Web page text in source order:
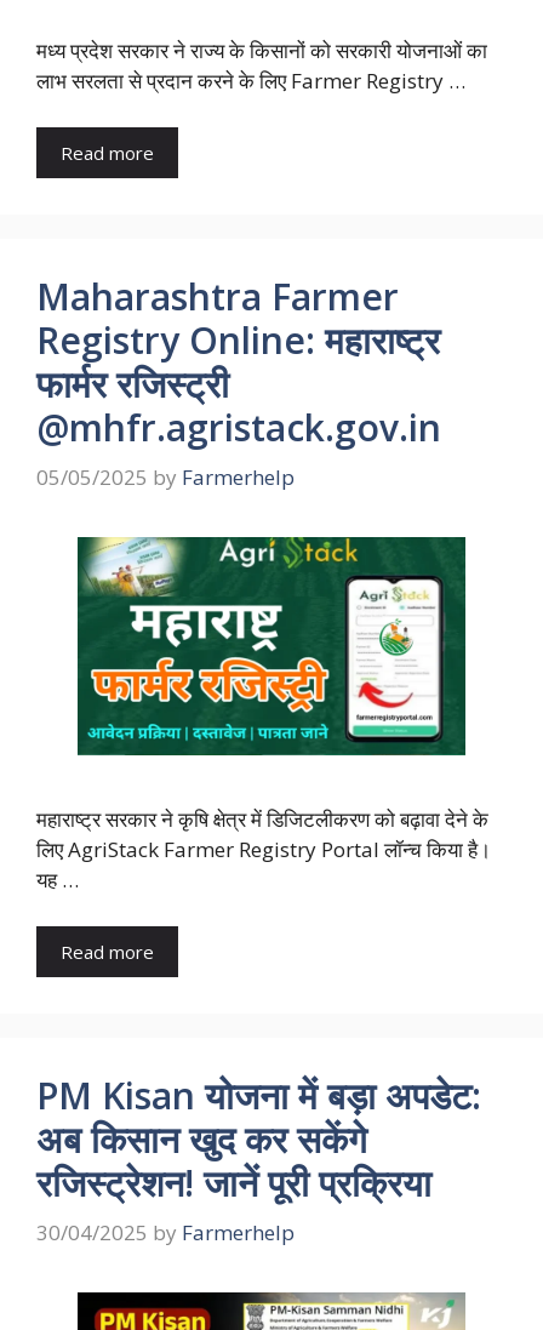
मध्य प्रदेश सरकार ने राज्य के किसानों को सरकारी योजनाओं का
लाभ सरलता से प्रदान करने के लिए Farmer Registry …
Read more
Maharashtra Farmer
Registry Online: महाराष्ट्र
फार्मर रजिस्ट्री
@mhfr.agristack.gov.in
05/05/2025 by Farmerhelp
महाराष्ट्र सरकार ने कृषि क्षेत्र में डिजिटलीकरण को बढ़ावा देने के
लिए AgriStack Farmer Registry Portal लॉन्च किया है।
यह …
Read more
PM Kisan योजना में बड़ा अपडेट:
अब किसान खुद कर सकेंगे
रजिस्ट्रेशन! जानें पूरी प्रक्रिया
30/04/2025 by Farmerhelp